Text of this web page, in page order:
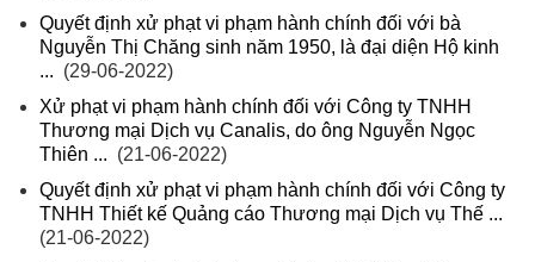
Quyết định xử phạt vi phạm hành chính đối với bà
Nguyễn Thị Chăng sinh năm 1950, là đại diện Hộ kinh
... (29-06-2022)
Xử phạt vi phạm hành chính đối với Công ty TNHH
Thương mại Dịch vụ Canalis, do ông Nguyễn Ngọc
Thiên ... (21-06-2022)
Quyết định xử phạt vi phạm hành chính đối với Công ty
TNHH Thiết kế Quảng cáo Thương mại Dịch vụ Thế ...
(21-06-2022)